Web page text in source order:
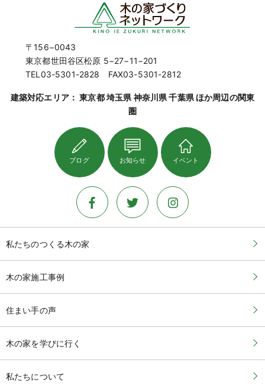
〒156−0043
東京都世田谷区松原 5−27−11−201
TEL03-5301-2828 FAX03-5301-2812
建築対応エリア： 東京都 埼玉県 神奈川県 千葉県 ほか周辺の関東
圏
ブログ お知らせ イベント
私たちのつくる木の家
木の家施工事例
住まい手の声
木の家を学びに行く
私たちについて